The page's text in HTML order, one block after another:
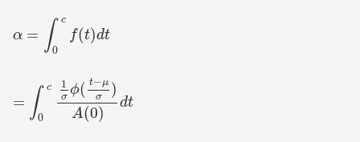
α = ∫ c
0
f(t)dt
= ∫ c
0
1
σ ϕ( t−μ
σ
)
A(0)
dt